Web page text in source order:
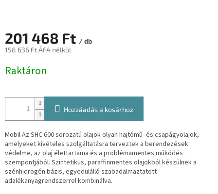
201 468 Ft / db
158 636 Ft ÁFA nélkül
Raktáron
Hozzáadás a kosárhoz
Mobil Az SHC 600 sorozatú olajok olyan hajtómű- és csapágyolajok,
amelyeket kivételes szolgáltatásra terveztek a berendezések
védelme, az olaj élettartama és a problémamentes működés
szempontjából. Szintetikus, paraffinmentes olajokból készülnek a
szénhidrogén bázis, egyedülálló szabadalmaztatott
adalékanyagrendszerrel kombinálva.